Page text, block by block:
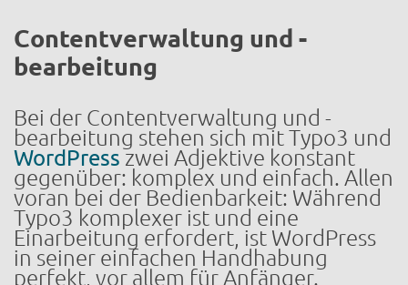
Contentverwaltung und -
bearbeitung
Bei der Contentverwaltung und -
bearbeitung stehen sich mit Typo3 und
WordPress zwei Adjektive konstant
gegenüber: komplex und einfach. Allen
voran bei der Bedienbarkeit: Während
Typo3 komplexer ist und eine
Einarbeitung erfordert, ist WordPress
in seiner einfachen Handhabung
perfekt, vor allem für Anfänger.